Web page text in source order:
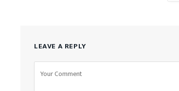
LEAVE A REPLY